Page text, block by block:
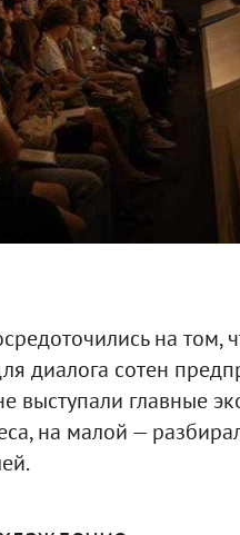
на
диалога сотен
выступали главные
на малой —